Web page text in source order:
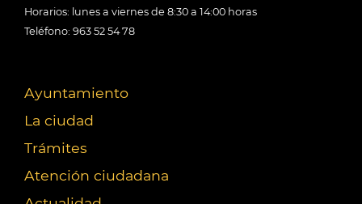
Horarios: lunes a viernes de 8:30 a 14:00 horas
Teléfono: 963 52 54 78
Ayuntamiento
La ciudad
Trámites
Atención ciudadana